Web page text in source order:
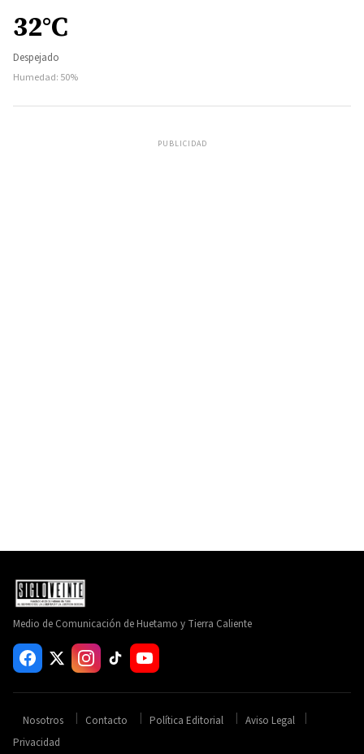
32°C
Despejado
Humedad: 50%
PUBLICIDAD
Medio de Comunicación de Huetamo y Tierra Caliente
Nosotros Contacto Política Editorial
Aviso Legal
Privacidad